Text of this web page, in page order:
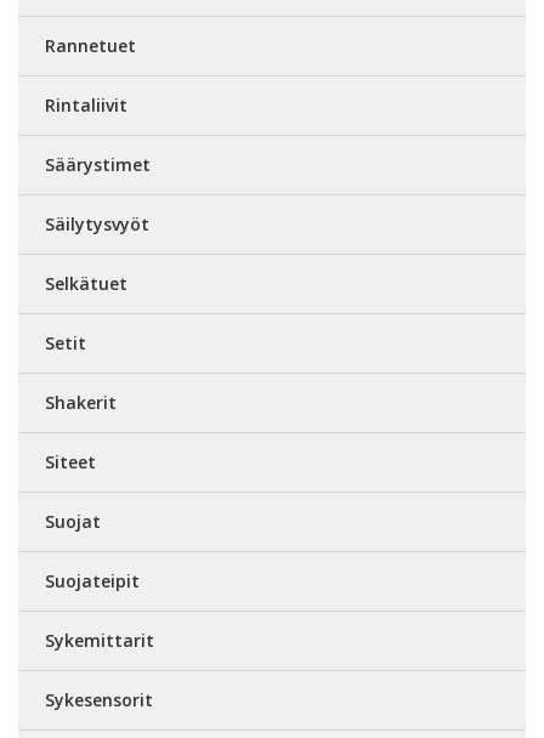
Rannetuet
Rintaliivit
Säärystimet
Säilytysvyöt
Selkätuet
Setit
Shakerit
Siteet
Suojat
Suojateipit
Sykemittarit
Sykesensorit